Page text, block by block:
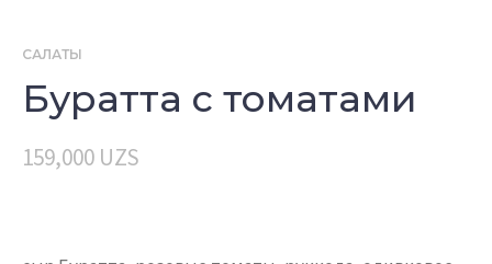
САЛАТЫ
Буратта с томатами
159,000 UZS